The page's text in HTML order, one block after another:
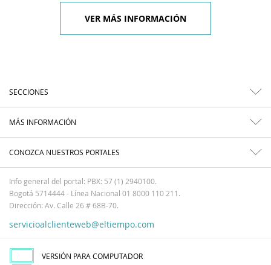
VER MÁS INFORMACIÓN
SECCIONES
MÁS INFORMACIÓN
CONOZCA NUESTROS PORTALES
Info general del portal: PBX: 57 (1) 2940100.
Bogotá 5714444 - Línea Nacional 01 8000 110 211.
Dirección: Av. Calle 26 # 68B-70.
servicioalclienteweb@eltiempo.com
VERSIÓN PARA COMPUTADOR